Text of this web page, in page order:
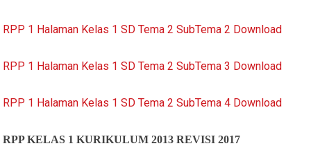
RPP 1 Halaman Kelas 1 SD Tema 2 SubTema 2 Download
RPP 1 Halaman Kelas 1 SD Tema 2 SubTema 3 Download
RPP 1 Halaman Kelas 1 SD Tema 2 SubTema 4 Download
RPP KELAS 1 KURIKULUM 2013 REVISI 2017